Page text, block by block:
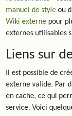
manuel de style ou
Wiki externe pour
externes utilisables
Liens sur
Il est possible de
externe valide. Par
en cache, ce qui
service. Voici